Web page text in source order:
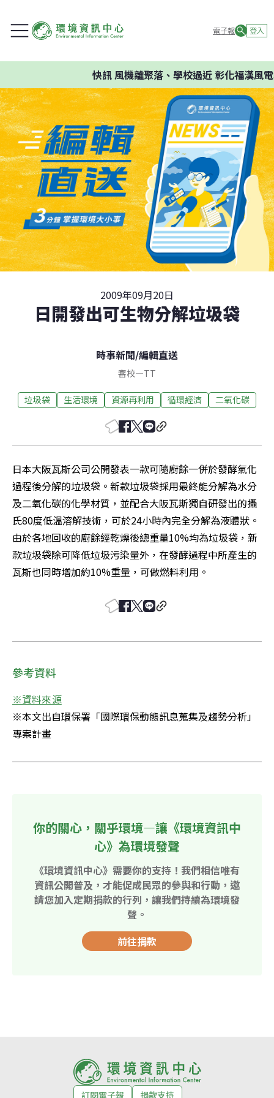
電子報 登入
快訊風機離聚落、學校過近 彰化福漢風電
2009年09月20日
日開發出可生物分解垃圾袋
時事新聞/編輯直送
審校—TT
垃圾袋 生活環境 資源再利用 循環經濟 二氧化碳
日本大阪瓦斯公司公開發表一款可隨廚餘一併於發酵氣化
過程後分解的垃圾袋。新款垃圾袋採用最終能分解為水分
及二氧化碳的化學材質，並配合大阪瓦斯獨自研發出的攝
氏80度低溫溶解技術，可於24小時內完全分解為液體狀。
由於各地回收的廚餘經乾燥後總重量10%均為垃圾袋，新
款垃圾袋除可降低垃圾污染量外，在發酵過程中所產生的
瓦斯也同時增加約10%重量，可做燃料利用。
參考資料
※資料來源
※本文出自環保署「國際環保動態訊息蒐集及趨勢分析」
專案計畫
你的關心，關乎環境—讓《環境資訊中
心》為環境發聲
《環境資訊中心》需要你的支持！我們相信唯有
資訊公開普及，才能促成民眾的參與和行動，邀
請您加入定期捐款的行列，讓我們持續為環境發
聲。
前往捐款
訂閱電子報 捐款支持